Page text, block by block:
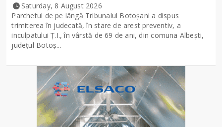
Saturday, 8 August 2026
Parchetul de pe lângă Tribunalul Botoşani a dispus
trimiterea în judecată, în stare de arest preventiv, a
inculpatului Ț.I., în vârstă de 69 de ani, din comuna Albești,
județul Botoș...